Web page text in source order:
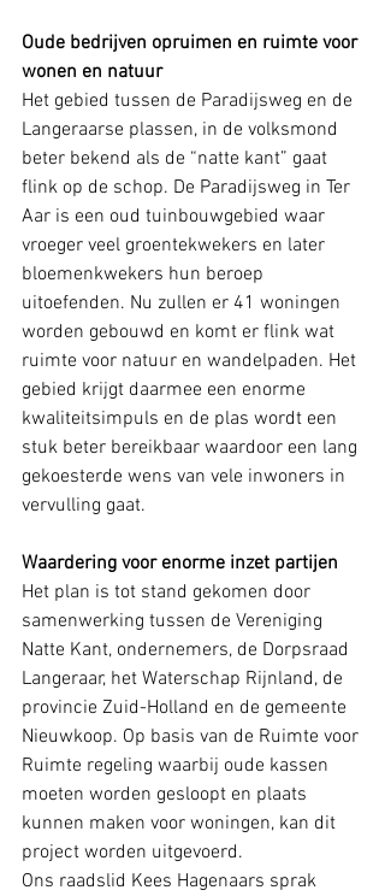
Oude bedrijven opruimen en ruimte voor
wonen en natuur
Het gebied tussen de Paradijsweg en de
Langeraarse plassen, in de volksmond
beter bekend als de “natte kant” gaat
flink op de schop. De Paradijsweg in Ter
Aar is een oud tuinbouwgebied waar
vroeger veel groentekwekers en later
bloemenkwekers hun beroep
uitoefenden. Nu zullen er 41 woningen
worden gebouwd en komt er flink wat
ruimte voor natuur en wandelpaden. Het
gebied krijgt daarmee een enorme
kwaliteitsimpuls en de plas wordt een
stuk beter bereikbaar waardoor een lang
gekoesterde wens van vele inwoners in
vervulling gaat.
Waardering voor enorme inzet partijen
Het plan is tot stand gekomen door
samenwerking tussen de Vereniging
Natte Kant, ondernemers, de Dorpsraad
Langeraar, het Waterschap Rijnland, de
provincie Zuid-Holland en de gemeente
Nieuwkoop. Op basis van de Ruimte voor
Ruimte regeling waarbij oude kassen
moeten worden gesloopt en plaats
kunnen maken voor woningen, kan dit
project worden uitgevoerd.
Ons raadslid Kees Hagenaars sprak